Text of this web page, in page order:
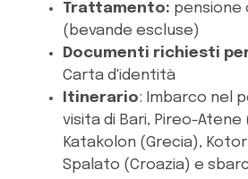
Trattamento: pensione
(bevande escluse)
Documenti richiesti
Carta d'identità
Itinerario: Imbarco nel
visita di Bari, Pireo-Atene
Katakolon (Grecia),
Spalato (Croazia) e